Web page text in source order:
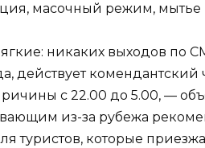
масочный режим, мытье
никаких выходов по
действует комендантский
с 22.00 до 5.00, —
из-за рубежа
туристов, которые